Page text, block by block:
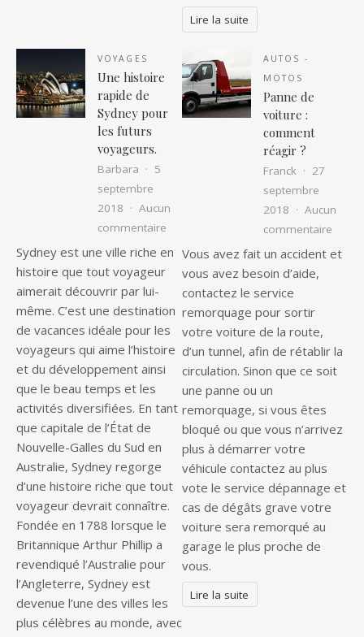
Lire la suite
VOYAGES
Une histoire
rapide de
Sydney pour
les futurs
voyageurs.
Barbara
5
septembre
2018
Aucun
commentaire sur Une histoire rapide de Sydney
Sydney est une ville riche en
histoire que tout voyageur
aimerait découvrir par lui-
même. C’est une destination
de vacances idéale pour les
voyageurs qui aime l’histoire
et du développement ainsi
que le beau temps et les
activités diversifiées. En tant
que capitale de l’État de
Nouvelle-Galles du Sud en
Australie, Sydney regorge
d’une histoire riche que tout
voyageur devrait connaître.
Fondée en 1788 lorsque le
Britannique Arthur Phillip a
revendiqué l’Australie pour
l’Angleterre, Sydney est
devenue l’une des villes les
plus célèbres au monde, avec
AUTOS -
MOTOS
Panne de
voiture :
comment
réagir ?
Franck
27
septembre
2018
Aucun
commentaire
Vous avez fait un accident et
vous avez besoin d’aide,
contactez le service
remorquage pour sortir
votre voiture de la route,
d’un tunnel, afin de rétablir la
circulation. Sinon que ce soit
une panne ou un
remorquage, si vous êtes
bloqué ou que vous n’arrivez
plus à démarrer votre
véhicule contactez au plus
vote le service dépannage et
cas de dégâts grave votre
voiture sera remorqué au
garage le plus proche de
vous.
Lire la suite